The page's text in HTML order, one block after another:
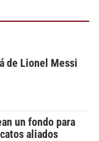
de Lionel Messi
un fondo para
aliados